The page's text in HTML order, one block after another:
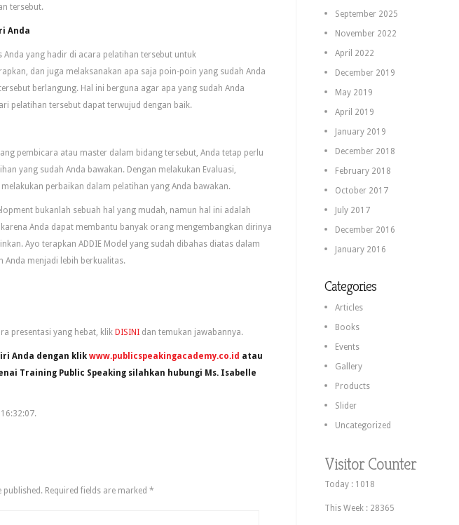
tersebut.
Anda
Anda yang hadir di acara pelatihan tersebut untuk
dan juga melaksanakan apa saja poin-poin yang sudah Anda
berlangung. Hal ini berguna agar apa yang sudah Anda
pelatihan tersebut dapat terwujud dengan baik.
pembicara atau master dalam bidang tersebut, Anda tetap perlu
yang sudah Anda bawakan. Dengan melakukan Evaluasi,
perbaikan dalam pelatihan yang Anda bawakan.
bukanlah sebuah hal yang mudah, namun hal ini adalah
Anda dapat membantu banyak orang mengembangkan dirinya
Ayo terapkan ADDIE Model yang sudah dibahas diatas dalam
Anda menjadi lebih berkualitas.
presentasi yang hebat, klik DISINI dan temukan jawabannya.
Anda dengan klik www.publicspeakingacademy.co.id atau
Training Public Speaking silahkan hubungi Ms. Isabelle
published. Required fields are marked *
September 2025
November 2022
April 2022
December 2019
May 2019
April 2019
January 2019
December 2018
February 2018
October 2017
July 2017
December 2016
January 2016
Categories
Articles
Books
Events
Gallery
Products
Slider
Uncategorized
Visitor Counter
Today : 1018
This Week : 28365